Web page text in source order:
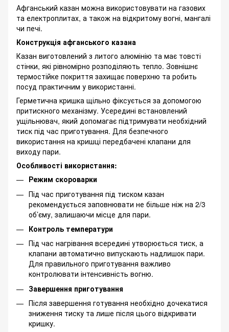
Афганський казан можна використовувати на газових
та електроплитах, а також на відкритому вогні, мангалі
чи печі.
Конструкція афганського казана
Казан виготовлений з литого алюмінію та має товсті
стінки, які рівномірно розподіляють тепло. Зовнішнє
термостійке покриття захищає поверхню та робить
посуд практичним у використанні.
Герметична кришка щільно фіксується за допомогою
притискного механізму. Усередині встановлений
ущільнювач, який допомагає підтримувати необхідний
тиск під час приготування. Для безпечного
використання на кришці передбачені клапани для
виходу пари.
Особливості використання:
Режим скороварки
Під час приготування під тиском казан
рекомендується заповнювати не більше ніж на 2/3
об’єму, залишаючи місце для пари.
Контроль температури
Під час нагрівання всередині утворюється тиск, а
клапани автоматично випускають надлишок пари.
Для правильного приготування важливо
контролювати інтенсивність вогню.
Завершення приготування
Після завершення готування необхідно дочекатися
зниження тиску та лише після цього відкривати
кришку.